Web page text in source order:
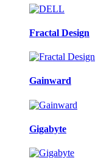
Fractal Design
Gainward
Gigabyte